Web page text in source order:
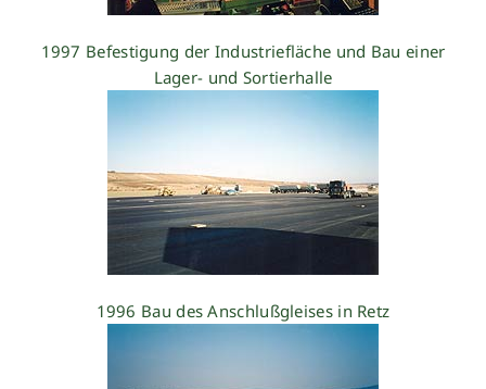
1997 Befestigung der Industriefläche und Bau einer
Lager- und Sortierhalle
1996 Bau des Anschlußgleises in Retz